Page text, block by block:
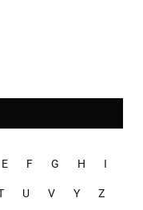
E F G H I
U V Y Z